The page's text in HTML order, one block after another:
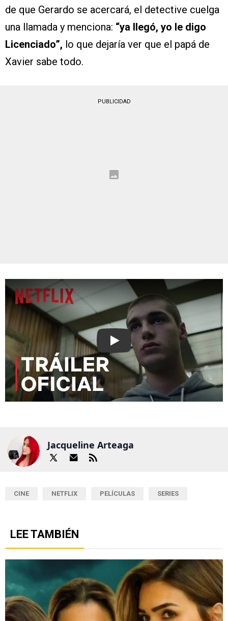
de que Gerardo se acercará, el detective cuelga
una llamada y menciona: “ya llegó, yo le digo
Licenciado”, lo que dejaría ver que el papá de
Xavier sabe todo.
PUBLICIDAD
Play
Jacqueline Arteaga
CINE NETFLIX PELÍCULAS SERIES
LEE TAMBIÉN